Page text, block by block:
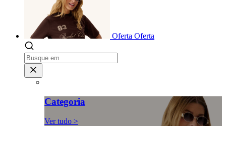
Oferta Oferta
Categoria
Ver tudo >